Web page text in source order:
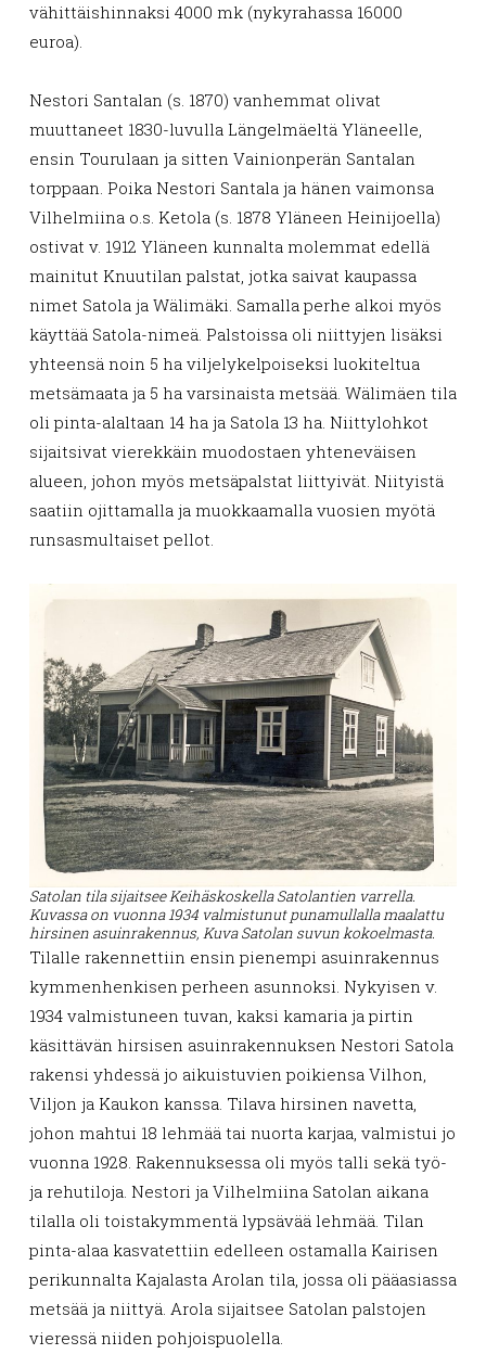
vähittäishinnaksi 4000 mk (nykyrahassa 16000
euroa).
Nestori Santalan (s. 1870) vanhemmat olivat
muuttaneet 1830-luvulla Längelmäeltä Yläneelle,
ensin Tourulaan ja sitten Vainionperän Santalan
torppaan. Poika Nestori Santala ja hänen vaimonsa
Vilhelmiina o.s. Ketola (s. 1878 Yläneen Heinijoella)
ostivat v. 1912 Yläneen kunnalta molemmat edellä
mainitut Knuutilan palstat, jotka saivat kaupassa
nimet Satola ja Wälimäki. Samalla perhe alkoi myös
käyttää Satola-nimeä. Palstoissa oli niittyjen lisäksi
yhteensä noin 5 ha viljelykelpoiseksi luokiteltua
metsämaata ja 5 ha varsinaista metsää. Wälimäen tila
oli pinta-alaltaan 14 ha ja Satola 13 ha. Niittylohkot
sijaitsivat vierekkäin muodostaen yhteneväisen
alueen, johon myös metsäpalstat liittyivät. Niityistä
saatiin ojittamalla ja muokkaamalla vuosien myötä
runsasmultaiset pellot.
Satolan tila sijaitsee Keihäskoskella Satolantien varrella.
Kuvassa on vuonna 1934 valmistunut punamullalla maalattu
hirsinen asuinrakennus, Kuva Satolan suvun kokoelmasta.
Tilalle rakennettiin ensin pienempi asuinrakennus
kymmenhenkisen perheen asunnoksi. Nykyisen v.
1934 valmistuneen tuvan, kaksi kamaria ja pirtin
käsittävän hirsisen asuinrakennuksen Nestori Satola
rakensi yhdessä jo aikuistuvien poikiensa Vilhon,
Viljon ja Kaukon kanssa. Tilava hirsinen navetta,
johon mahtui 18 lehmää tai nuorta karjaa, valmistui jo
vuonna 1928. Rakennuksessa oli myös talli sekä työ-
ja rehutiloja. Nestori ja Vilhelmiina Satolan aikana
tilalla oli toistakymmentä lypsävää lehmää. Tilan
pinta-alaa kasvatettiin edelleen ostamalla Kairisen
perikunnalta Kajalasta Arolan tila, jossa oli pääasiassa
metsää ja niittyä. Arola sijaitsee Satolan palstojen
vieressä niiden pohjoispuolella.